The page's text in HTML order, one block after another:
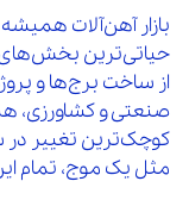
بازار آهن‌آلات
حیاتی‌ترین بخش‌های
از ساخت برج‌ها و
صنعتی و کشاورزی،
کوچک‌ترین تغییر در
مثل یک موج، تمام